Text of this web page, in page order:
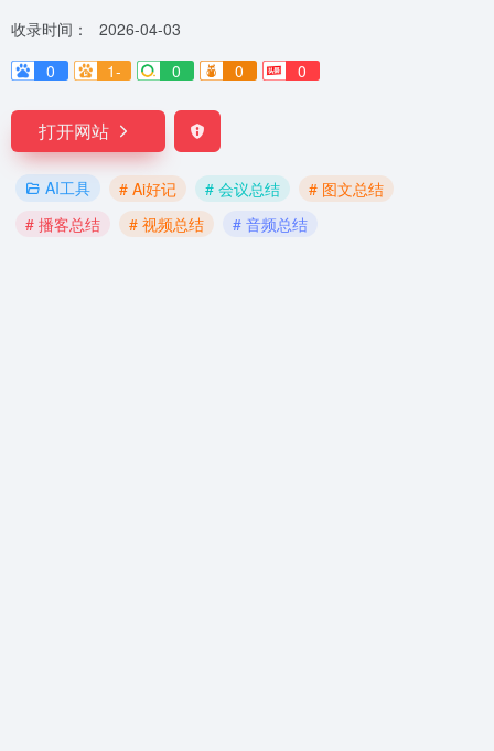
收录时间：
2026-04-03
0
1- 0 0 0
打开网站
AI工具 # Ai好记 # 会议总结
# 图文总结
# 播客总结
# 视频总结 # 音频总结